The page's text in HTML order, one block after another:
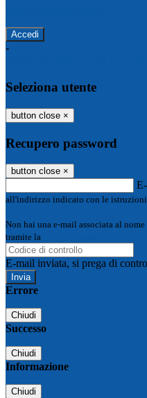
-
Seleziona utente
button close ×
Recupero password
button close ×
all'indirizzo indicato con le istruzioni
Non hai una e-mail associata al
tramite la
E-mail inviata, si prega di
Errore
Chiudi
Successo
Chiudi
Informazione
Chiudi